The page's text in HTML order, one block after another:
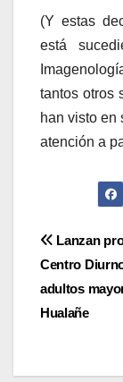
(Y estas
está
tantos otros
han visto en
atención a
de
Lanzan
Centro
adultos
Hualañe